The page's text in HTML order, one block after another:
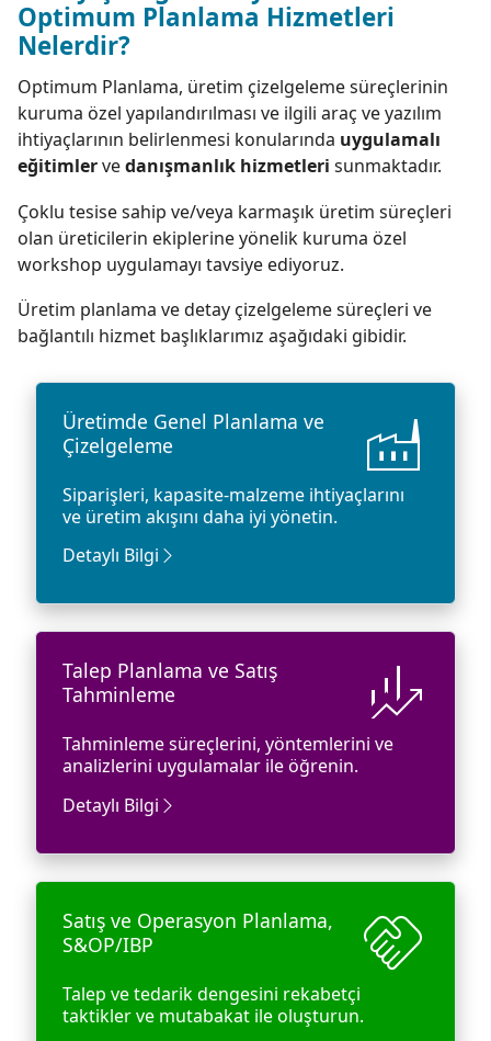
Optimum Planlama Hizmetleri
Nelerdir?
Optimum Planlama, üretim çizelgeleme süreçlerinin
kuruma özel yapılandırılması ve ilgili araç ve yazılım
ihtiyaçlarının belirlenmesi konularında uygulamalı
eğitimlervedanışmanlık hizmetleri sunmaktadır.
Çoklu tesise sahip ve/veya karmaşık üretim süreçleri
olan üreticilerin ekiplerine yönelik kuruma özel
workshop uygulamayı tavsiye ediyoruz.
Üretim planlama ve detay çizelgeleme süreçleri ve
bağlantılı hizmet başlıklarımız aşağıdaki gibidir.
factory
Üretimde Genel Planlama ve
Çizelgeleme
Siparişleri, kapasite-malzeme ihtiyaçlarını
ve üretim akışını daha iyi yönetin.
Detaylı Bilgi
finance_mode
Talep Planlama ve Satış
Tahminleme
Tahminleme süreçlerini, yöntemlerini ve
analizlerini uygulamalar ile öğrenin.
Detaylı Bilgi
handshake
Satış ve Operasyon Planlama,
S&OP/IBP
Talep ve tedarik dengesini rekabetçi
taktikler ve mutabakat ile oluşturun.